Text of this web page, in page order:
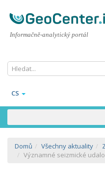
Informačně-analytický portál
CS
Domů Všechny aktuality
Významné seizmické